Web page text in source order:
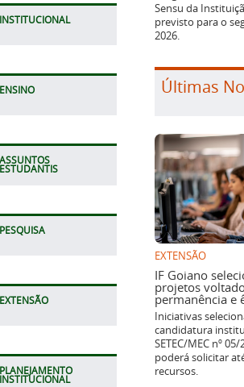
INSTITUCIONAL
ENSINO
ASSUNTOS
ESTUDANTIS
PESQUISA
EXTENSÃO
PLANEJAMENTO
INSTITUCIONAL
Sensu da
previsto para o
2026.
Últimas
EXTENSÃO
IF Goiano
projetos
permanência e
Iniciativas
candidatura
SETEC/MEC nº
poderá solicitar
recursos.